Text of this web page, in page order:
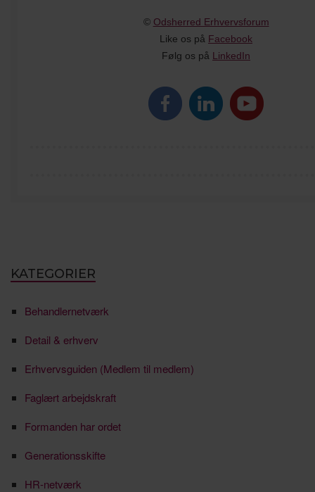
© Odsherred Erhvervsforum
Like os på Facebook
Følg os på LinkedIn
KATEGORIER
Behandlernetværk
Detail & erhverv
Erhvervsguiden (Medlem til medlem)
Faglært arbejdskraft
Formanden har ordet
Generationsskifte
HR-netværk